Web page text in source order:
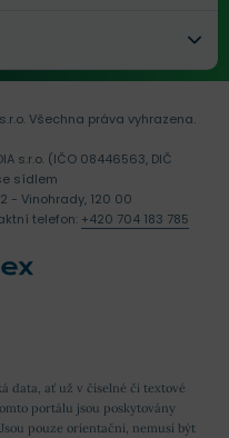
data, ať už v číselné či textové
portálu jsou poskytovány
pouze orientační, nemusí být
Všechna práva vyhrazena.
s.r.o. (IČO 08446563, DIČ
sídlem
- Vinohrady, 120 00
telefon: +420 704 183 785